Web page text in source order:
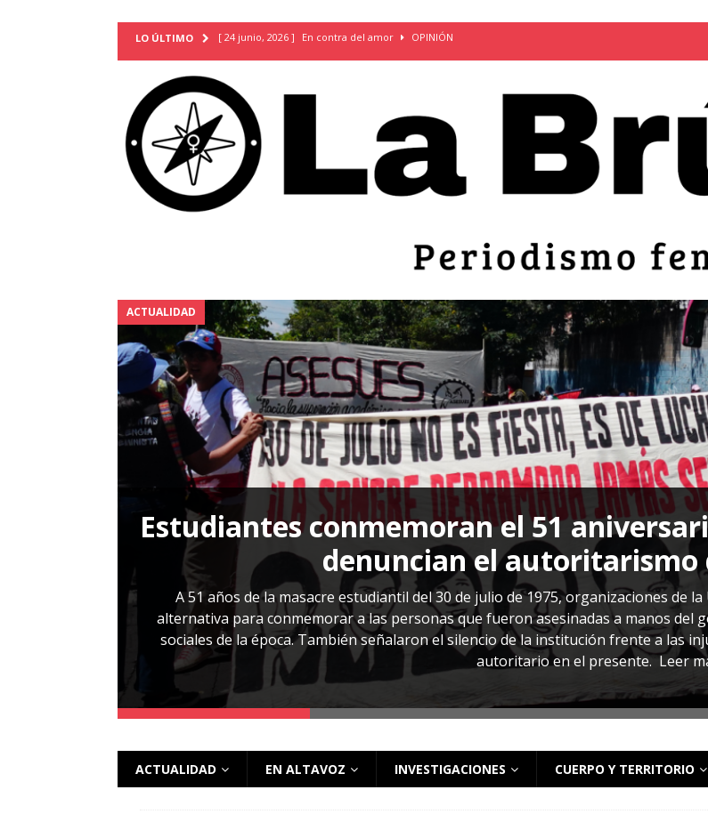
LO ÚLTIMO [ 24 junio, 2026 ] En contra del amor OPINIÓN
TERRITORIO
[ 21 febrero, 2026 ] Cuando la prevención de embarazos en niñas y adolescentes desaparece del
INVESTIGACIONES
[ 31 julio, 2026 ] Estudiantes conmemoran el 51 aniversario de la masacre de 1975 y denuncian el
Piden mantener la libertad provisional de Sandra Leticia Hernández: víctima del
[ 28 julio, 2026 ] ARENA y FMLN apuestan por mujeres en sus fórmulas presidenciales para 2027
ACTUALIDAD
[ 24 julio, 2026 ] A María Hildaura le falló el Estado OPINIÓN
[ 28 julio, 2026 ] Más allá de los casos: cómo entender el VIH en El Salvador ACTUALIDAD
ACTUALIDAD
Estudiantes conmemoran el 51
denuncian el autoritarismo
A 51 años de la masacre estudiantil del 30 de julio de 1975, organizaciones de
alternativa para conmemorar a las personas que fueron asesinadas a manos
sociales de la época. También señalaron el silencio de la institución frente a las
autoritario en el presente.Leer
ACTUALIDAD EN ALTAVOZ INVESTIGACIONES CUERPO Y TERRITORIO